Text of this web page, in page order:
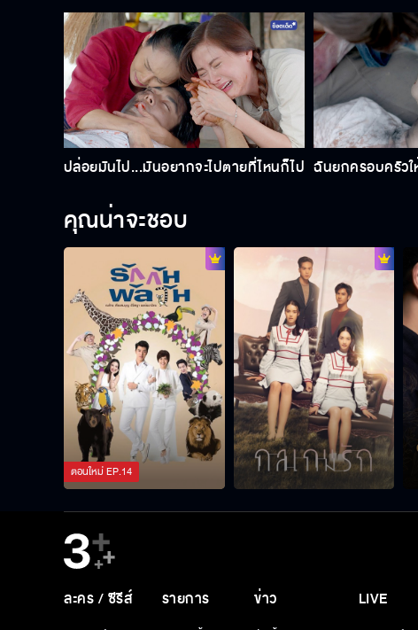
ปล่อยมันไป...มันอยากจะไปตายที่ไหนก็ไป ฉันยกครอบครัว
คุณน่าจะชอบ
ตอนใหม่EP.14
ละคร / ซีรีส์ รายการ ข่าว LIVE